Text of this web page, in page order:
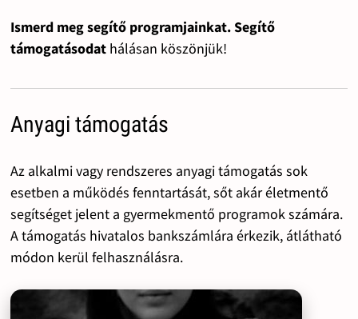
Ismerd meg segítő programjainkat. Segítő
támogatásodat hálásan köszönjük!
Anyagi támogatás
Az alkalmi vagy rendszeres anyagi támogatás sok
esetben a működés fenntartását, sőt akár életmentő
segítséget jelent a gyermekmentő programok számára.
A támogatás hivatalos bankszámlára érkezik, átlátható
módon kerül felhasználásra.